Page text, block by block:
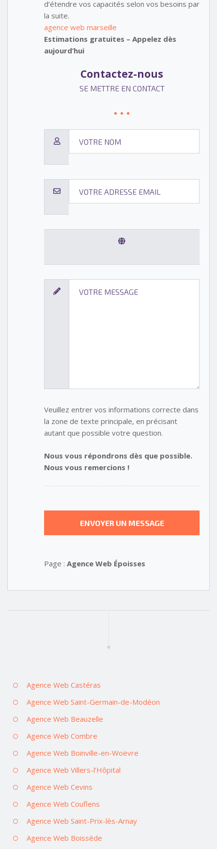
d’étendre vos capacités selon vos besoins par
la suite.
agence web marseille
Estimations gratuites – Appelez dès
aujourd’hui
Contactez-nous
SE METTRE EN CONTACT
Veuillez entrer vos informations correcte dans
la zone de texte principale, en précisant
autant que possible votre question.
Nous vous répondrons dès que possible.
Nous vous remercions !
Page : Agence Web Époisses
Agence Web Castéras
Agence Web Saint-Germain-de-Modéon
Agence Web Beauzelle
Agence Web Combre
Agence Web Boinville-en-Woëvre
Agence Web Villers-l’Hôpital
Agence Web Cevins
Agence Web Couflens
Agence Web Saint-Prix-lès-Arnay
Agence Web Boissède